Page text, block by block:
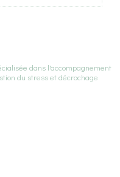
dans l'accompagnement
du stress et décrochage